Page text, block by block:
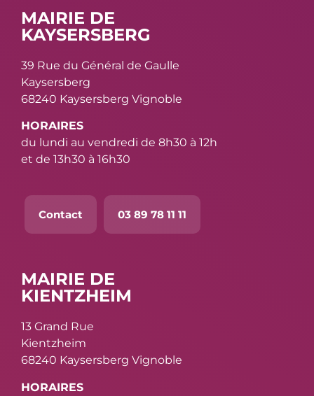
MAIRIE DE
KAYSERSBERG
39 Rue du Général de Gaulle
Kaysersberg
68240 Kaysersberg Vignoble
HORAIRES
du lundi au vendredi de 8h30 à 12h
et de 13h30 à 16h30
Contact 03 89 78 11 11
MAIRIE DE
KIENTZHEIM
13 Grand Rue
Kientzheim
68240 Kaysersberg Vignoble
HORAIRES